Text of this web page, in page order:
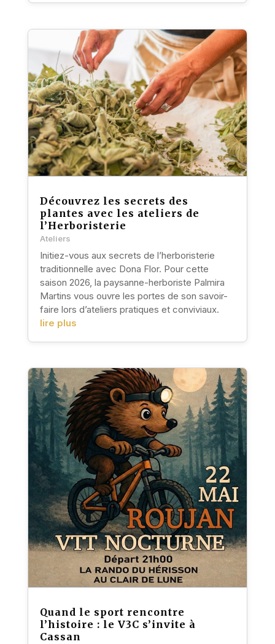
Découvrez les secrets des
plantes avec les ateliers de
l’Herboristerie
Ateliers
Initiez-vous aux secrets de l’herboristerie
traditionnelle avec Dona Flor. Pour cette
saison 2026, la paysanne-herboriste Palmira
Martins vous ouvre les portes de son savoir-
faire lors d’ateliers pratiques et conviviaux.
lire plus
Quand le sport rencontre
l’histoire : le V3C s’invite à
Cassan